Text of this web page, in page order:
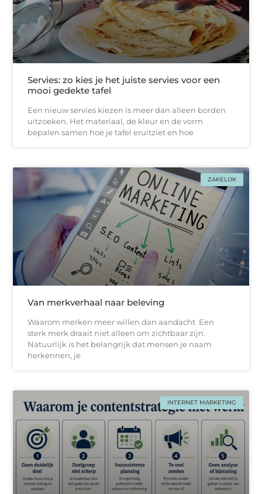
Servies: zo kies je het juiste servies voor een
mooi gedekte tafel
Een nieuw servies kiezen is meer dan alleen borden
uitzoeken. Het materiaal, de kleur en de vorm
bepalen samen hoe je tafel eruitziet en hoe
ZAKELIJK
Van merkverhaal naar beleving
Waarom merken meer willen dan aandacht Een
sterk merk draait niet alleen om zichtbaar zijn.
Natuurlijk is het belangrijk dat mensen je naam
herkennen, je
INTERNET MARKETING